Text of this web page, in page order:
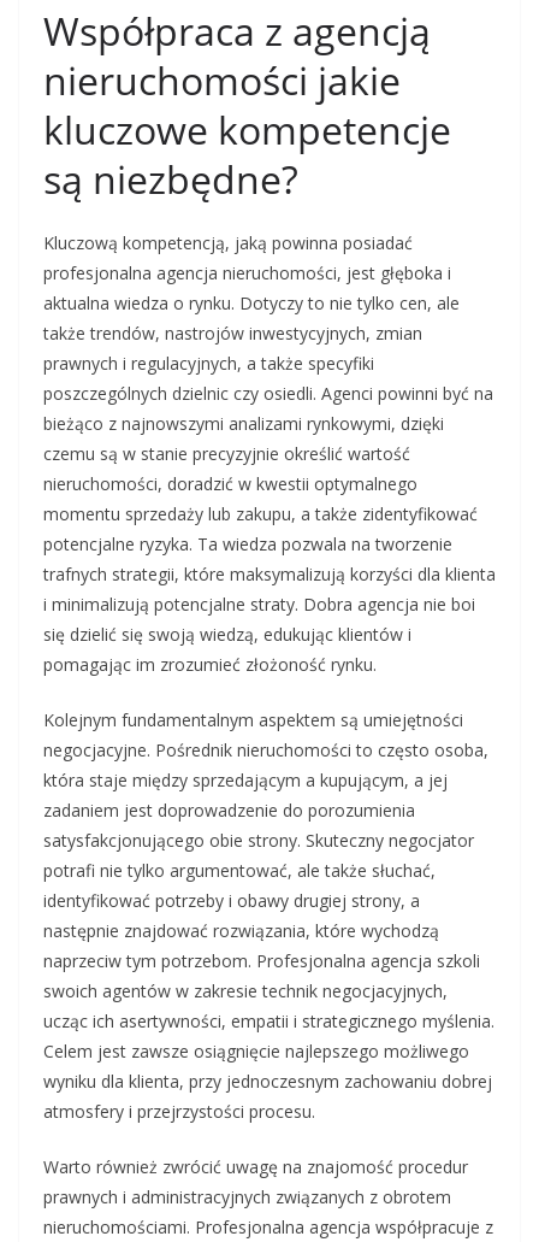
Współpraca z agencją
nieruchomości jakie
kluczowe kompetencje
są niezbędne?
Kluczową kompetencją, jaką powinna posiadać
profesjonalna agencja nieruchomości, jest głęboka i
aktualna wiedza o rynku. Dotyczy to nie tylko cen, ale
także trendów, nastrojów inwestycyjnych, zmian
prawnych i regulacyjnych, a także specyfiki
poszczególnych dzielnic czy osiedli. Agenci powinni być na
bieżąco z najnowszymi analizami rynkowymi, dzięki
czemu są w stanie precyzyjnie określić wartość
nieruchomości, doradzić w kwestii optymalnego
momentu sprzedaży lub zakupu, a także zidentyfikować
potencjalne ryzyka. Ta wiedza pozwala na tworzenie
trafnych strategii, które maksymalizują korzyści dla klienta
i minimalizują potencjalne straty. Dobra agencja nie boi
się dzielić się swoją wiedzą, edukując klientów i
pomagając im zrozumieć złożoność rynku.
Kolejnym fundamentalnym aspektem są umiejętności
negocjacyjne. Pośrednik nieruchomości to często osoba,
która staje między sprzedającym a kupującym, a jej
zadaniem jest doprowadzenie do porozumienia
satysfakcjonującego obie strony. Skuteczny negocjator
potrafi nie tylko argumentować, ale także słuchać,
identyfikować potrzeby i obawy drugiej strony, a
następnie znajdować rozwiązania, które wychodzą
naprzeciw tym potrzebom. Profesjonalna agencja szkoli
swoich agentów w zakresie technik negocjacyjnych,
ucząc ich asertywności, empatii i strategicznego myślenia.
Celem jest zawsze osiągnięcie najlepszego możliwego
wyniku dla klienta, przy jednoczesnym zachowaniu dobrej
atmosfery i przejrzystości procesu.
Warto również zwrócić uwagę na znajomość procedur
prawnych i administracyjnych związanych z obrotem
nieruchomościami. Profesjonalna agencja współpracuje z